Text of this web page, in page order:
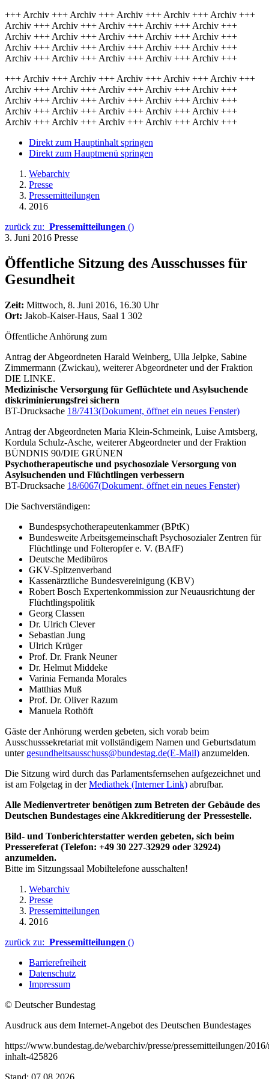
+++ Archiv +++ Archiv +++ Archiv +++ Archiv +++ Archiv +++
Archiv +++ Archiv +++ Archiv +++ Archiv +++ Archiv +++
Archiv +++ Archiv +++ Archiv +++ Archiv +++ Archiv +++
Archiv +++ Archiv +++ Archiv +++ Archiv +++ Archiv +++
Archiv +++ Archiv +++ Archiv +++ Archiv +++ Archiv +++
+++ Archiv +++ Archiv +++ Archiv +++ Archiv +++ Archiv +++
Archiv +++ Archiv +++ Archiv +++ Archiv +++ Archiv +++
Archiv +++ Archiv +++ Archiv +++ Archiv +++ Archiv +++
Archiv +++ Archiv +++ Archiv +++ Archiv +++ Archiv +++
Archiv +++ Archiv +++ Archiv +++ Archiv +++ Archiv +++
Direkt zum Hauptinhalt springen
Direkt zum Hauptmenü springen
Webarchiv
Presse
Pressemitteilungen
2016
zurück zu: Pressemitteilungen ()
3. Juni 2016 Presse
Öffentliche Sitzung des Ausschusses für
Gesundheit
Zeit: Mittwoch, 8. Juni 2016, 16.30 Uhr
Ort: Jakob-Kaiser-Haus, Saal 1 302
Öffentliche Anhörung zum
Antrag der Abgeordneten Harald Weinberg, Ulla Jelpke, Sabine
Zimmermann (Zwickau), weiterer Abgeordneter und der Fraktion
DIE LINKE.
Medizinische Versorgung für Geflüchtete und Asylsuchende
diskriminierungsfrei sichern
BT-Drucksache 18/7413(Dokument, öffnet ein neues Fenster)
Antrag der Abgeordneten Maria Klein-Schmeink, Luise Amtsberg,
Kordula Schulz-Asche, weiterer Abgeordneter und der Fraktion
BÜNDNIS 90/DIE GRÜNEN
Psychotherapeutische und psychosoziale Versorgung von
Asylsuchenden und Flüchtlingen verbessern
BT-Drucksache 18/6067(Dokument, öffnet ein neues Fenster)
Die Sachverständigen:
Bundespsychotherapeutenkammer (BPtK)
Bundesweite Arbeitsgemeinschaft Psychosozialer Zentren für
Flüchtlinge und Folteropfer e. V. (BAfF)
Deutsche Medibüros
GKV-Spitzenverband
Kassenärztliche Bundesvereinigung (KBV)
Robert Bosch Expertenkommission zur Neuausrichtung der
Flüchtlingspolitik
Georg Classen
Dr. Ulrich Clever
Sebastian Jung
Ulrich Krüger
Prof. Dr. Frank Neuner
Dr. Helmut Middeke
Varinia Fernanda Morales
Matthias Muß
Prof. Dr. Oliver Razum
Manuela Rothöft
Gäste der Anhörung werden gebeten, sich vorab beim
Ausschusssekretariat mit vollständigem Namen und Geburtsdatum
unter gesundheitsausschuss@bundestag.de(E-Mail) anzumelden.
Die Sitzung wird durch das Parlamentsfernsehen aufgezeichnet und
ist am Folgetag in derMediathek (Interner Link) abrufbar.
Alle Medienvertreter benötigen zum Betreten der Gebäude des
Deutschen Bundestages eine Akkreditierung der Pressestelle.
Bild- und Tonberichterstatter werden gebeten, sich beim
Pressereferat (Telefon: +49 30 227-32929 oder 32924)
anzumelden.
Bitte im Sitzungssaal Mobiltelefone ausschalten!
Webarchiv
Presse
Pressemitteilungen
2016
zurück zu: Pressemitteilungen ()
Barrierefreiheit
Datenschutz
Impressum
© Deutscher Bundestag
Ausdruck aus dem Internet-Angebot des Deutschen Bundestages
https://www.bundestag.de/webarchiv/presse/pressemitteilungen/
inhalt-425826
Stand: 07.08.2026